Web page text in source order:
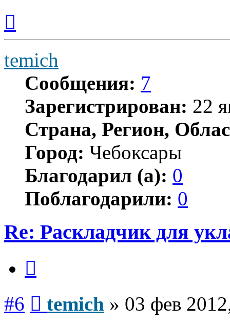
началу
temich
Сообщения: 7
Зарегистрирован: 22
Страна, Регион,
Город: Чебоксары
Благодарил (а): 0
Поблагодарили: 0
Re: Раскладчик для
#6 temich » 03 фев